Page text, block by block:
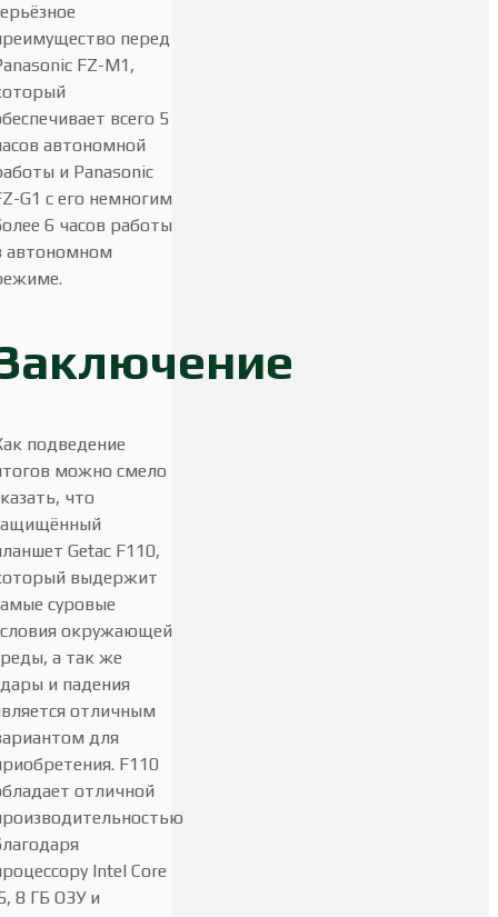
перед
FZ-M1,
всего 5
автономной
и Panasonic
G1 с его немногим
6 часов работы
автономном
подведение
можно смело
что
Getac F110,
выдержит
суровые
окружающей
а так же
и падения
отличным
для
F110
отличной
Intel Core
8 ГБ ОЗУ и